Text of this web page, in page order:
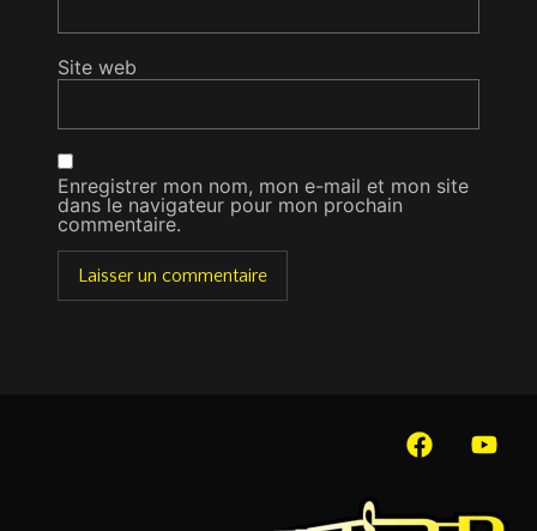
Site web
Enregistrer mon nom, mon e-mail et mon site
dans le navigateur pour mon prochain
commentaire.